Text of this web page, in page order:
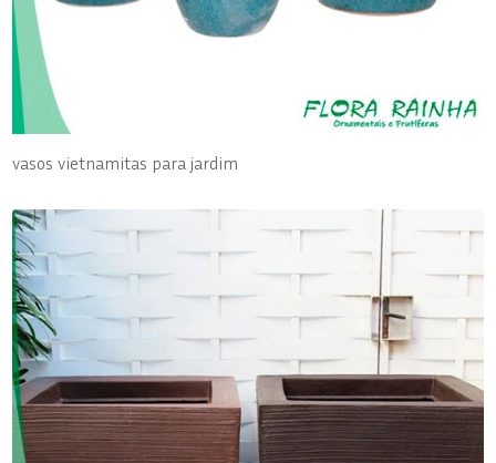
vasos vietnamitas para jardim